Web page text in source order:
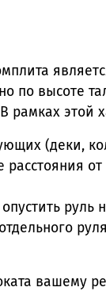
по высоте
этой
(деки,
руль
вашему